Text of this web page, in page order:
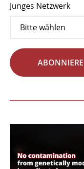
Junges Netzwerk